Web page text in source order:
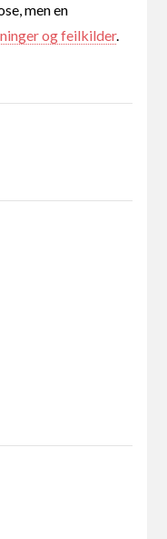
men en
og feilkilder.